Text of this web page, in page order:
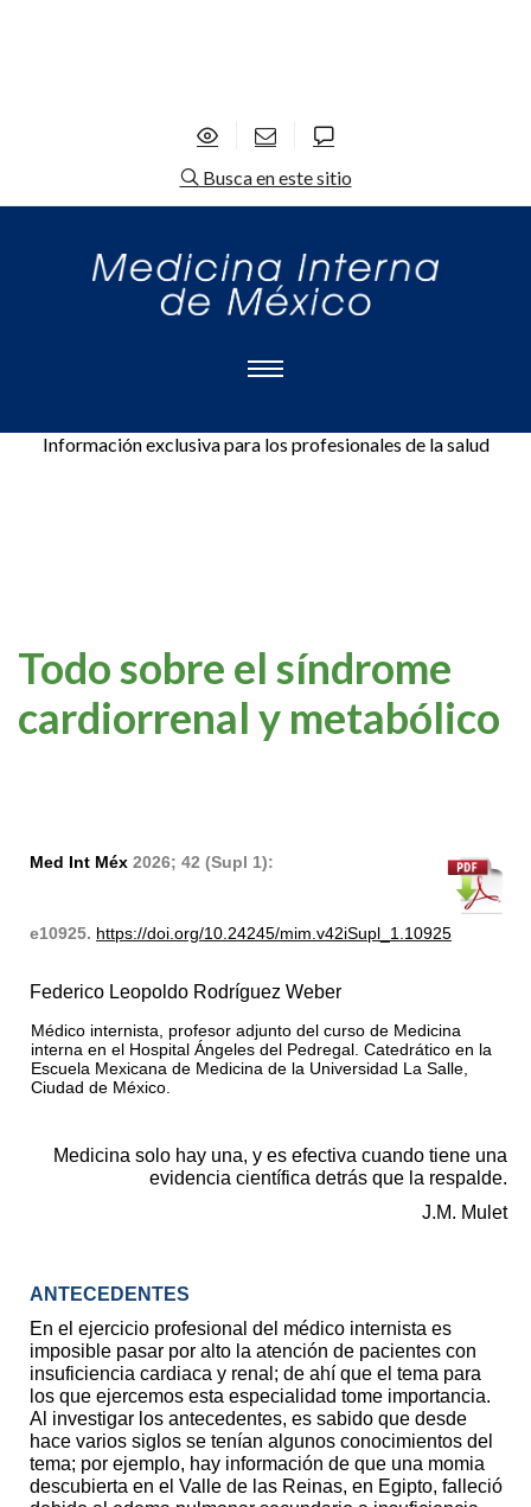
Busca en este sitio
Información exclusiva para los profesionales de la salud
Todo sobre el síndrome
cardiorrenal y metabólico
Med Int Méx 2026; 42 (Supl 1):
e10925. https://doi.org/10.24245/mim.v42iSupl_1.10925
Federico Leopoldo Rodríguez Weber
Médico internista, profesor adjunto del curso de Medicina
interna en el Hospital Ángeles del Pedregal. Catedrático en la
Escuela Mexicana de Medicina de la Universidad La Salle,
Ciudad de México.
Medicina solo hay una, y es efectiva cuando tiene una
evidencia científica detrás que la respalde.
J.M. Mulet
ANTECEDENTES
En el ejercicio profesional del médico internista es
imposible pasar por alto la atención de pacientes con
insuficiencia cardiaca y renal; de ahí que el tema para
los que ejercemos esta especialidad tome importancia.
Al investigar los antecedentes, es sabido que desde
hace varios siglos se tenían algunos conocimientos del
tema; por ejemplo, hay información de que una momia
descubierta en el Valle de las Reinas, en Egipto, falleció